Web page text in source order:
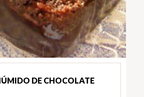
DE CHOCOLATE